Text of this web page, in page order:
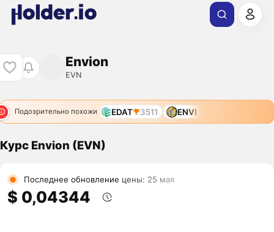
Envion
EVN
Подозрительно похожи EDAT 3511 ENVI
Курс Envion (EVN)
Последнее обновление цены: 25 мая
$ 0,04344